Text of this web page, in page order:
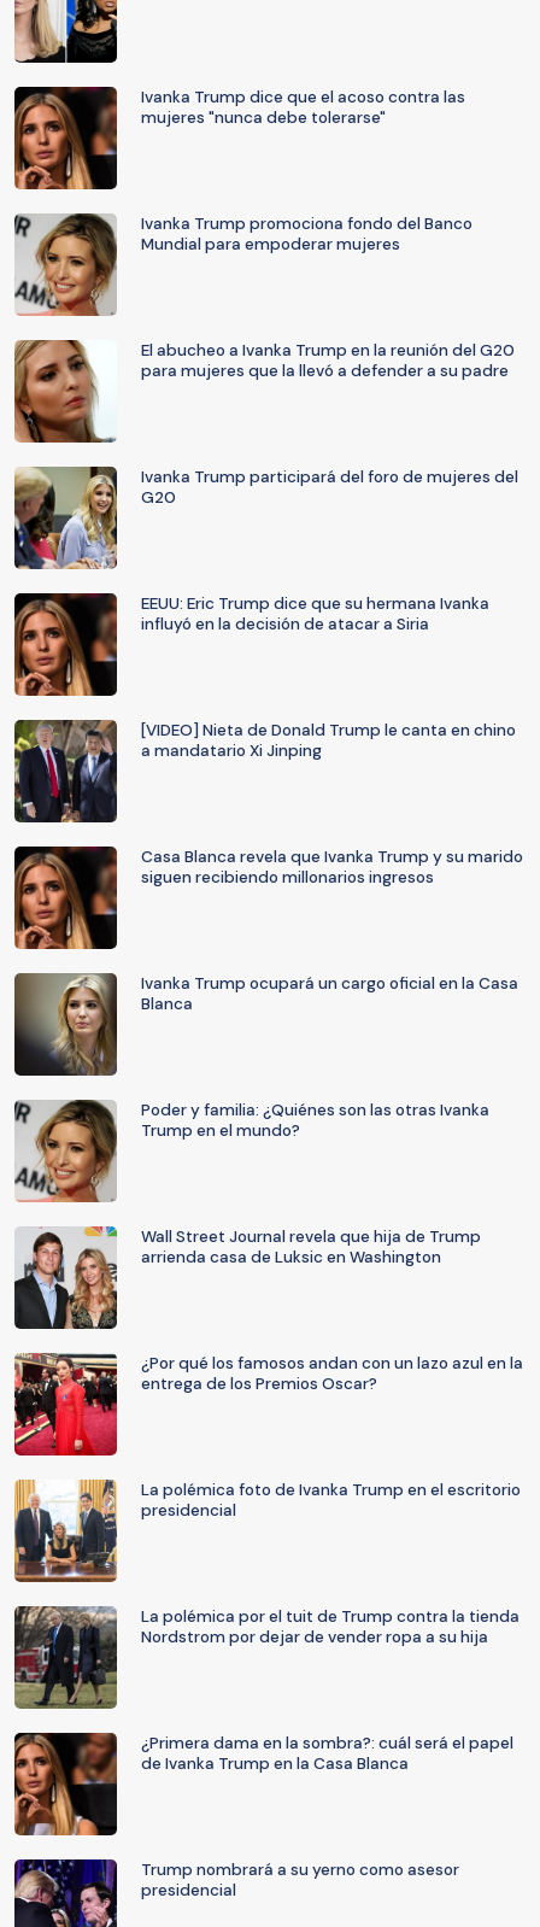
Ivanka Trump dice que el acoso contra las
mujeres "nunca debe tolerarse"
Ivanka Trump promociona fondo del Banco
Mundial para empoderar mujeres
El abucheo a Ivanka Trump en la reunión del G20
para mujeres que la llevó a defender a su padre
Ivanka Trump participará del foro de mujeres del
G20
EEUU: Eric Trump dice que su hermana Ivanka
influyó en la decisión de atacar a Siria
[VIDEO] Nieta de Donald Trump le canta en chino
a mandatario Xi Jinping
Casa Blanca revela que Ivanka Trump y su marido
siguen recibiendo millonarios ingresos
Ivanka Trump ocupará un cargo oficial en la Casa
Blanca
Poder y familia: ¿Quiénes son las otras Ivanka
Trump en el mundo?
Wall Street Journal revela que hija de Trump
arrienda casa de Luksic en Washington
¿Por qué los famosos andan con un lazo azul en la
entrega de los Premios Oscar?
La polémica foto de Ivanka Trump en el escritorio
presidencial
La polémica por el tuit de Trump contra la tienda
Nordstrom por dejar de vender ropa a su hija
¿Primera dama en la sombra?: cuál será el papel
de Ivanka Trump en la Casa Blanca
Trump nombrará a su yerno como asesor
presidencial